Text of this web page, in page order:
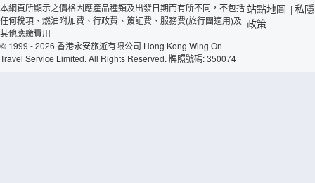
本網頁所顯示之價格因應產品種類及出發日期而有所不同，不包括
任何稅項、燃油附加費、行政費、簽証費、服務費(旅行團適用)及
其他應繳費用
© 1999 - 2026 香港永安旅遊有限公司 Hong Kong Wing On
Travel Service Limited. All Rights Reserved. 牌照號碼: 350074
站點地圖 | 私隱
政策